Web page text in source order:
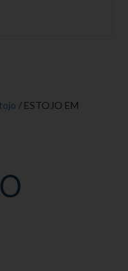
/ ESTOJO EM